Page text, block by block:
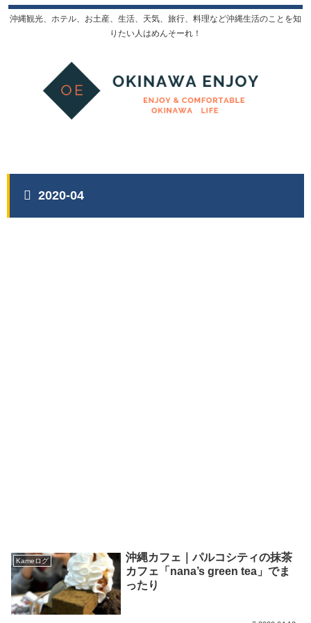
沖縄観光、ホテル、お土産、生活、天気、旅行、料理など沖縄生活のことを知
りたい人はめんそーれ！
2020-04
Kameログ
沖縄カフェ｜パルコシティの抹茶
カフェ「nana’s green tea」でま
ったり